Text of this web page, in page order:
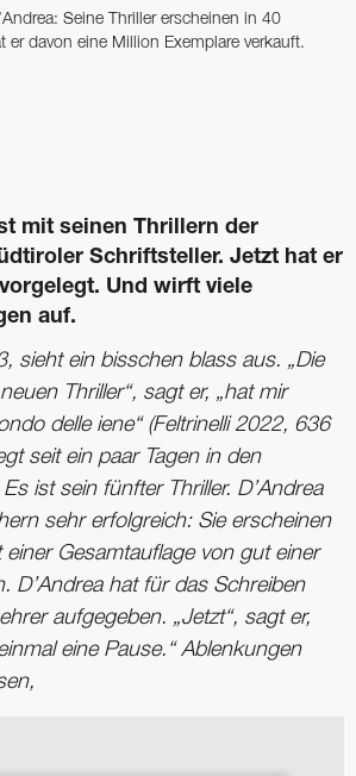
Seine Thriller erscheinen in 40
er davon eine Million Exemplare verkauft.
mit seinen Thrillern der
Schriftsteller. Jetzt hat er
Und wirft viele
auf.
sieht ein bisschen blass aus. „Die
Thriller“, sagt er, „hat mir
delle iene“ (Feltrinelli 2022, 636
seit ein paar Tagen in den
ist sein fünfter Thriller. D’Andrea
sehr erfolgreich: Sie erscheinen
Gesamtauflage von gut einer
D’Andrea hat für das Schreiben
aufgegeben. „Jetzt“, sagt er,
eine Pause.“ Ablenkungen